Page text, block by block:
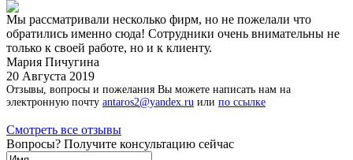
Мы рассматривали несколько фирм, но не пожелали что
обратились именно сюда! Сотрудники очень внимательны не
только к своей работе, но и к клиенту.
Мария Пичугина
20 Августа 2019
Отзывы, вопросы и пожелания Вы можете написать нам на
электронную почту antaros2@yandex.ru или по ссылке
Смотреть все отзывы
Вопросы? Получите консультацию сейчас